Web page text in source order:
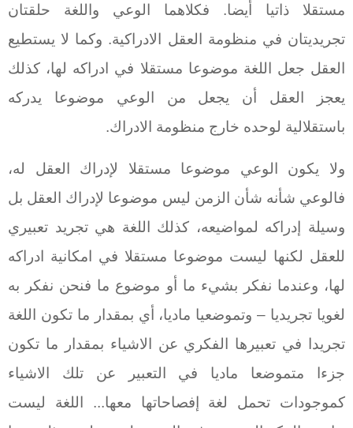
مستقلا ذاتيا أيضا. فكلاهما الوعي واللغة حلقتان
تجريديتان في منظومة العقل الادراكية. وكما لا يستطيع
العقل جعل اللغة موضوعا مستقلا في ادراكه لها، كذلك
يعجز العقل أن يجعل من الوعي موضوعا يدركه
باستقلالية لوحده خارج منظومة الادراك.
ولا يكون الوعي موضوعا مستقلا لإدراك العقل له،
فالوعي شأنه شأن الزمن ليس موضوعا لإدراك العقل بل
وسيلة إدراكه لمواضيعه، كذلك اللغة هي تجريد تعبيري
للعقل لكنها ليست موضوعا مستقلا في امكانية ادراكه
لها، وعندما نفكر بشيء ما أو موضوع ما فنحن نفكر به
لغويا تجريديا – وتموضعيا ماديا، أي بمقدار ما تكون اللغة
تجريدا في تعبيرها الفكري عن الاشياء بمقدار ما تكون
جزءا متموضعا ماديا في التعبير عن تلك الاشياء
كموجودات تحمل لغة إفصاحاتها معها... اللغة ليست